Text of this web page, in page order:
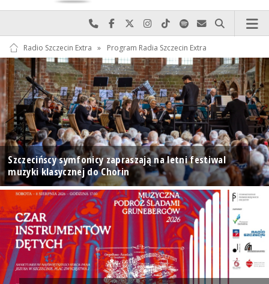
Najlepiej po prostu do nas zadzwoń
Odwiedź nas na Facebook-u
Odwiedź nas na X
Odwiedź nas na Instagram-ie
Odwiedź nas na TikTok-u
Szukaj nas na Spotify
Wyślij do nas
Szukaj
Radio Szczecin Extra » Program Radia Szczecin Extra
Szczecińscy symfonicy zapraszają na letni festiwal
muzyki klasycznej do Chorin